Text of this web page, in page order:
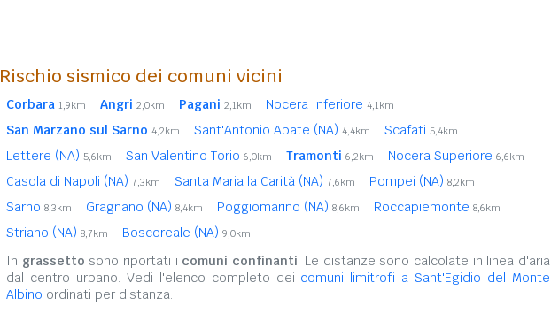
Rischio sismico dei comuni vicini
Corbara 1,9km Angri 2,0km Pagani 2,1km Nocera Inferiore 4,1km
San Marzano sul Sarno 4,2km Sant'Antonio Abate (NA) 4,4km Scafati 5,4km
Lettere (NA) 5,6km San Valentino Torio 6,0km Tramonti 6,2km Nocera Superiore 6,6km
Casola di Napoli (NA) 7,3km Santa Maria la Carità (NA) 7,6km Pompei (NA) 8,2km
Sarno 8,3km Gragnano (NA) 8,4km Poggiomarino (NA) 8,6km Roccapiemonte 8,6km
Striano (NA) 8,7km Boscoreale (NA) 9,0km
In grassetto sono riportati i comuni confinanti. Le distanze sono calcolate in linea d'aria
dal centro urbano. Vedi l'elenco completo dei comuni limitrofi a Sant'Egidio del Monte
Albino ordinati per distanza.